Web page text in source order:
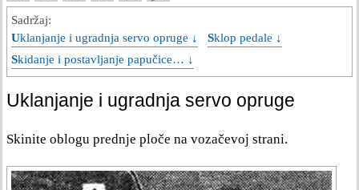
Sadržaj:
Uklanjanje i ugradnja servo opruge ↓
Sklop pedale ↓
Skidanje i postavljanje papučice… ↓
Uklanjanje i ugradnja servo opruge
Skinite oblogu prednje ploče na vozačevoj strani.